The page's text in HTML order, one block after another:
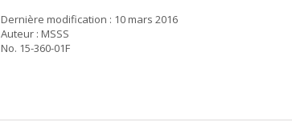
Dernière modification : 10 mars 2016
Auteur : MSSS
No. 15-360-01F